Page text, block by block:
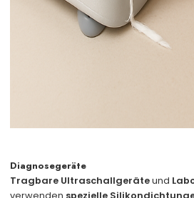
Diagnosegeräte
Tragbare Ultraschallgeräteund